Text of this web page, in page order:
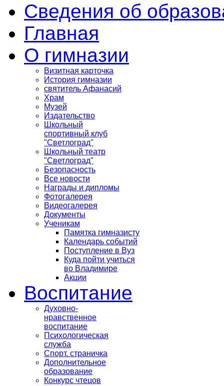
Сведения об
Главная
О гимназии
Визитная карточка
История гимназии
святитель Афанасий
Храм
Музей
Издательство
Школьный
спортивный клуб
"Светлоград"
Школьный театр
"Светлоград"
Безопасность
Все новости
Награды и дипломы
Фотогалерея
Видеогалерея
Документы
Ученикам
Памятка гимназисту
Календарь событий
Поступление в Вуз
Куда пойти учиться
во Владимире
Акции
Воспитание
Духовно-
нравственное
воспитание
Психологическая
служба
Спорт. страничка
Дополнительное
образование
Конкурс чтецов